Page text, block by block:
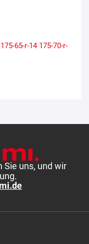
175-65-r-14 175-70-r-
Sie uns, und wir